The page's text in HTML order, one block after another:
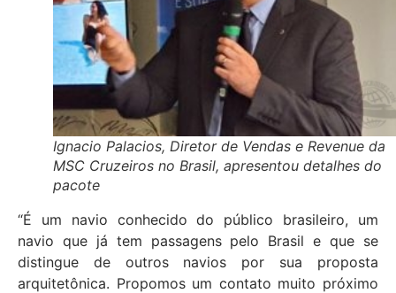
Ignacio Palacios, Diretor de Vendas e Revenue da
MSC Cruzeiros no Brasil, apresentou detalhes do
pacote
“É um navio conhecido do público brasileiro, um
navio que já tem passagens pelo Brasil e que se
distingue de outros navios por sua proposta
arquitetônica. Propomos um contato muito próximo